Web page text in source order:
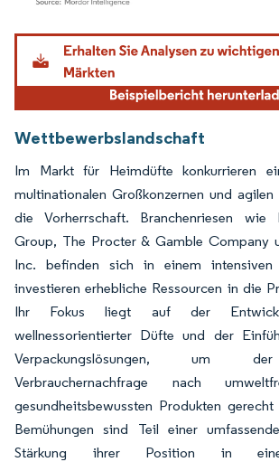
Bild © Mordor Intelligence. Wiederverwendung
Wettbewerbslandschaft
Im Markt für Heimdüfte konkurrieren
multinationalen Großkonzernen und agilen
die Vorherrschaft. Branchenriesen wie
Group, The Procter & Gamble Company
Inc. befinden sich in einem intensiven
investieren erhebliche Ressourcen in die
Ihr Fokus liegt auf der
wellnessorientierter Düfte und der
Verpackungslösungen, um
Verbrauchernachfrage nach
gesundheitsbewussten Produkten
Bemühungen sind Teil einer
Stärkung ihrer Position in